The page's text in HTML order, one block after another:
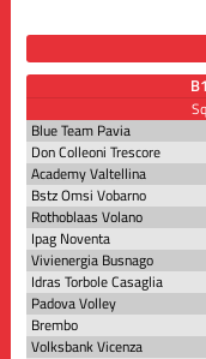
Blue Team Pavia
Don Colleoni Trescore
Academy Valtellina
Bstz Omsi Vobarno
Rothoblaas Volano
Ipag Noventa
Vivienergia Busnago
Idras Torbole Casaglia
Padova Volley
Brembo
Volksbank Vicenza